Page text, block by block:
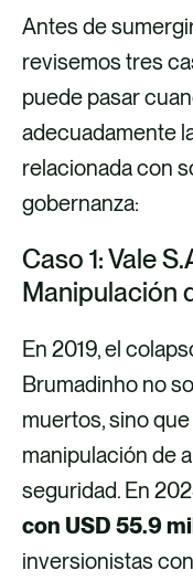
Antes de
revisemos tres
puede pasar
adecuadamente
relacionada con
gobernanza:
Caso 1: Vale
Manipulación
En 2019, el
Brumadinho no
muertos, sino
manipulación de
seguridad. En
con USD 55.9
inversionistas